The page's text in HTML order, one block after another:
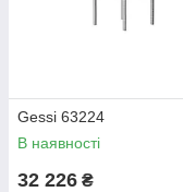
Gessi 63224
В наявності
32 226 ₴